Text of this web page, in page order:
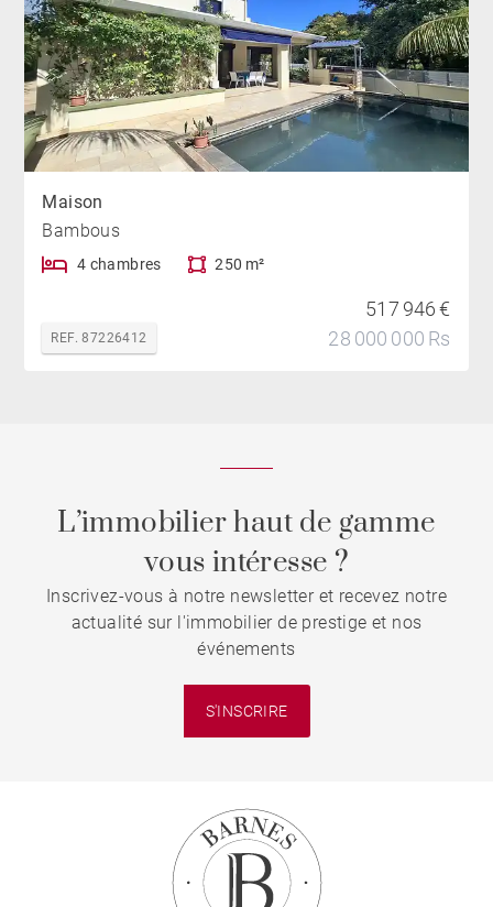
Maison
Bambous
4 chambres 250 m²
REF. 87226412
517 946 €
28 000 000 Rs
L’immobilier haut de gamme
vous intéresse ?
Inscrivez-vous à notre newsletter et recevez notre
actualité sur l'immobilier de prestige et nos
événements
S'INSCRIRE